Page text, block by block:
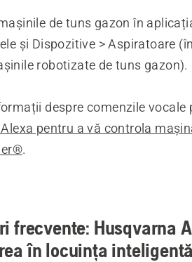
de tuns gazon în
și Dispozitive > Aspiratoare
robotizate de tuns gazon).
despre comenzile
pentru a vă controla
.
frecvente: Husqvarna
în locuința inteligentă